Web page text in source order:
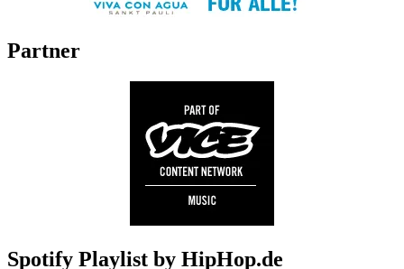
Partner
Spotify Playlist by HipHop.de